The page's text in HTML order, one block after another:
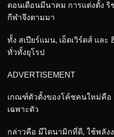
ตอนเดือนมีนาคม การแต่งตั้ง ริ
กีฬาจึงตามมา
ทั้ง สเปียร์แมน, เอ็ดเวิร์ดส์ แล
ทั่วทั้งยุโรป
ADVERTISEMENT
เกณฑ์ตัวตั้งของโค้ชคนใหม่คือ
เฉพาะตัว
กล่าวคือ มีไดนามิกที่ดี, ใช้พลัง